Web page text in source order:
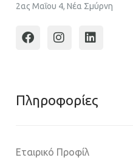
2ας Μαΐου 4, Νέα Σμύρνη
Πληροφoρίες
Εταιρικό Προφίλ